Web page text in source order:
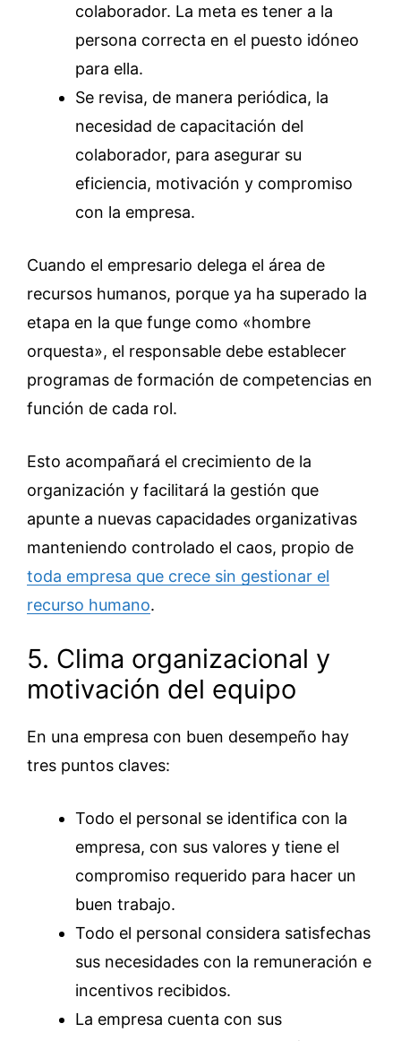
colaborador. La meta es tener a la
persona correcta en el puesto idóneo
para ella.
Se revisa, de manera periódica, la
necesidad de capacitación del
colaborador, para asegurar su
eficiencia, motivación y compromiso
con la empresa.
Cuando el empresario delega el área de
recursos humanos, porque ya ha superado la
etapa en la que funge como «hombre
orquesta», el responsable debe establecer
programas de formación de competencias en
función de cada rol.
Esto acompañará el crecimiento de la
organización y facilitará la gestión que
apunte a nuevas capacidades organizativas
manteniendo controlado el caos, propio de
toda empresa que crece sin gestionar el
recurso humano.
5. Clima organizacional y
motivación del equipo
En una empresa con buen desempeño hay
tres puntos claves:
Todo el personal se identifica con la
empresa, con sus valores y tiene el
compromiso requerido para hacer un
buen trabajo.
Todo el personal considera satisfechas
sus necesidades con la remuneración e
incentivos recibidos.
La empresa cuenta con sus